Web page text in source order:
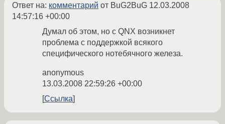
Ответ на: комментарий от BuG2BuG 12.03.2008
14:57:16 +00:00
Думал об этом, но с QNX возникнет
проблема с поддержкой всякого
специфического нотебячного железа.
anonymous
13.03.2008 22:59:26 +00:00
Ссылка